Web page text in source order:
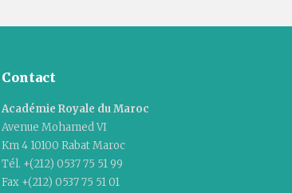
Contact
Académie Royale du Maroc
Avenue Mohamed VI
Km 4 10100 Rabat Maroc
Tél. +(212) 0537 75 51 99
Fax +(212) 0537 75 51 01